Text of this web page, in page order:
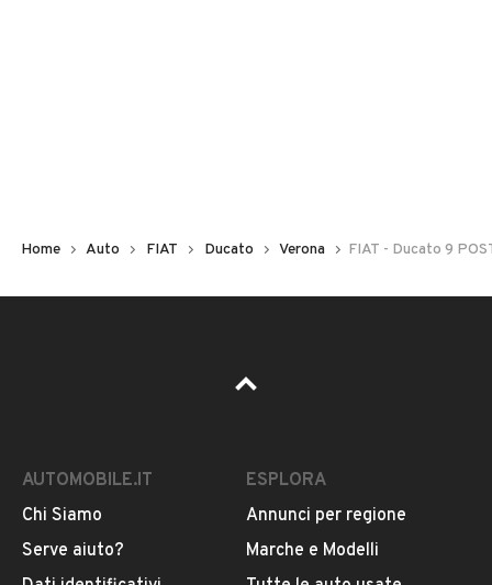
Pubblicità
Home Auto FIAT Ducato Verona FIAT - Ducato 9
AUTOMOBILE.IT
Chi Siamo
Serve aiuto?
ESPLORA
Annunci per regione
Marche e Modelli